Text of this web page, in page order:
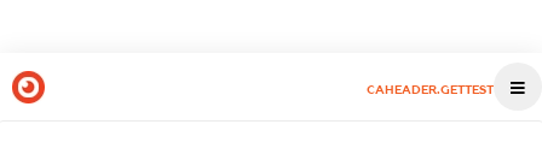
CAHEADER.GETTEST